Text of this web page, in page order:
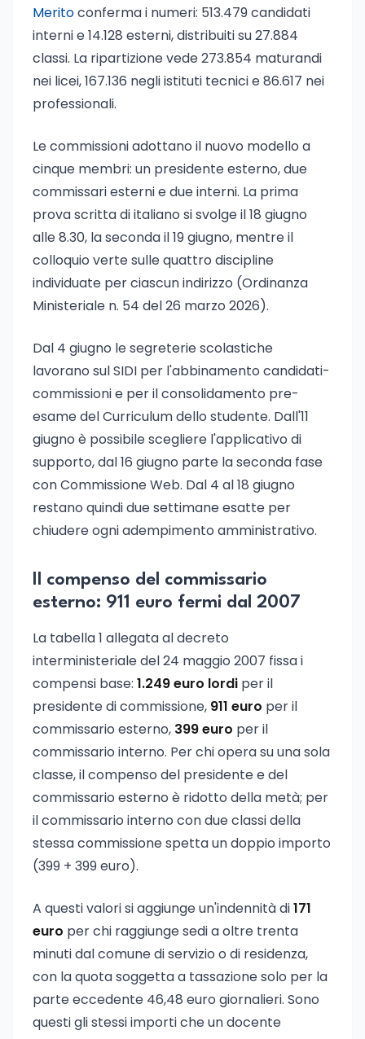
Meritoconferma i numeri: 513.479 candidati
interni e 14.128 esterni, distribuiti su 27.884
classi. La ripartizione vede 273.854 maturandi
nei licei, 167.136 negli istituti tecnici e 86.617 nei
professionali.
Le commissioni adottano il nuovo modello a
cinque membri: un presidente esterno, due
commissari esterni e due interni. La prima
prova scritta di italiano si svolge il 18 giugno
alle 8.30, la seconda il 19 giugno, mentre il
colloquio verte sulle quattro discipline
individuate per ciascun indirizzo (Ordinanza
Ministeriale n. 54 del 26 marzo 2026).
Dal 4 giugno le segreterie scolastiche
lavorano sul SIDI per l'abbinamento candidati-
commissioni e per il consolidamento pre-
esame del Curriculum dello studente. Dall'11
giugno è possibile scegliere l'applicativo di
supporto, dal 16 giugno parte la seconda fase
con Commissione Web. Dal 4 al 18 giugno
restano quindi due settimane esatte per
chiudere ogni adempimento amministrativo.
Il compenso del commissario
esterno: 911 euro fermi dal 2007
La tabella 1 allegata al decreto
interministeriale del 24 maggio 2007 fissa i
compensi base: 1.249 euro lordi per il
presidente di commissione, 911 euro per il
commissario esterno, 399 euro per il
commissario interno. Per chi opera su una sola
classe, il compenso del presidente e del
commissario esterno è ridotto della metà; per
il commissario interno con due classi della
stessa commissione spetta un doppio importo
(399 + 399 euro).
A questi valori si aggiunge un'indennità di171
euro per chi raggiunge sedi a oltre trenta
minuti dal comune di servizio o di residenza,
con la quota soggetta a tassazione solo per la
parte eccedente 46,48 euro giornalieri. Sono
questi gli stessi importi che un docente